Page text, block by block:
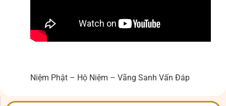
Niệm Phật – Hộ Niệm – Vãng Sanh Vấn Đáp